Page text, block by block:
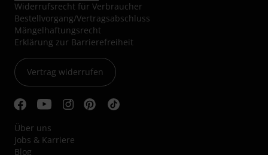
Widerrufsrecht für Verbraucher
Bestellvorgang/Vertragsabschluss
Mängelhaftungsrecht
Erklärung zur Barrierefreiheit
Vertrag widerrufen
Über uns
Jobs & Karriere
Blog